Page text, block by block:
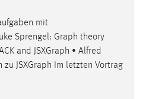
mit
Sprengel: Graph theory
and JSXGraph • Alfred
JSXGraph Im letzten Vortrag